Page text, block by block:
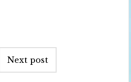
Next post